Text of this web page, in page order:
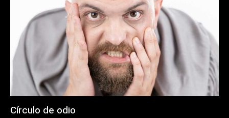
Círculo de odio